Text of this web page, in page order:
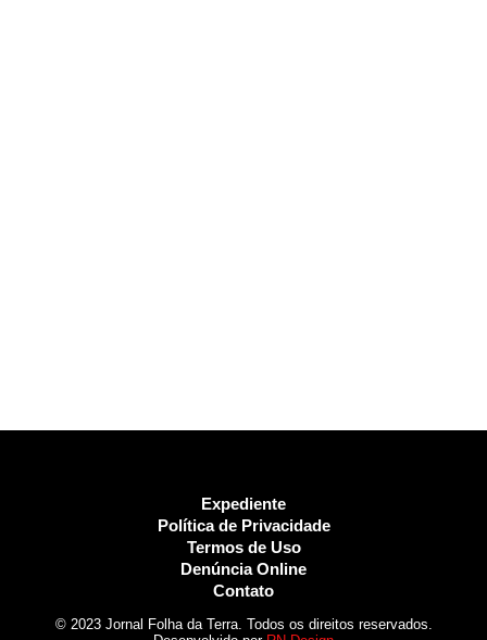
Expediente
Política de Privacidade
Termos de Uso
Denúncia Online
Contato
© 2023 Jornal Folha da Terra. Todos os direitos reservados.